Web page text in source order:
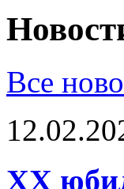
Все
XX